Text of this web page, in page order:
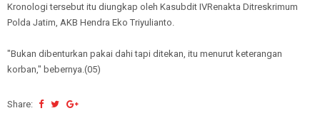
Kronologi tersebut itu diungkap oleh Kasubdit IVRenakta Ditreskrimum
Polda Jatim, AKB Hendra Eko Triyulianto.
"Bukan dibenturkan pakai dahi tapi ditekan, itu menurut keterangan
korban," bebernya.(05)
Share: